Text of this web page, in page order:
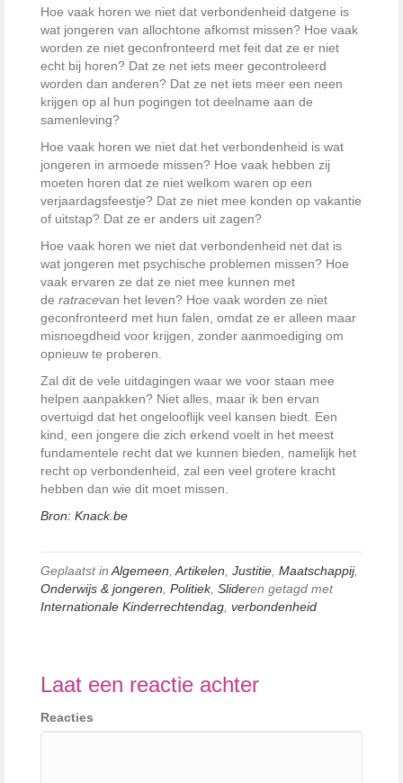
Hoe vaak horen we niet dat verbondenheid datgene is
wat jongeren van allochtone afkomst missen? Hoe vaak
worden ze niet geconfronteerd met feit dat ze er niet
echt bij horen? Dat ze net iets meer gecontroleerd
worden dan anderen? Dat ze net iets meer een neen
krijgen op al hun pogingen tot deelname aan de
samenleving?
Hoe vaak horen we niet dat het verbondenheid is wat
jongeren in armoede missen? Hoe vaak hebben zij
moeten horen dat ze niet welkom waren op een
verjaardagsfeestje? Dat ze niet mee konden op vakantie
of uitstap? Dat ze er anders uit zagen?
Hoe vaak horen we niet dat verbondenheid net dat is
wat jongeren met psychische problemen missen? Hoe
vaak ervaren ze dat ze niet mee kunnen met
de ratracevan het leven? Hoe vaak worden ze niet
geconfronteerd met hun falen, omdat ze er alleen maar
misnoegdheid voor krijgen, zonder aanmoediging om
opnieuw te proberen.
Zal dit de vele uitdagingen waar we voor staan mee
helpen aanpakken? Niet alles, maar ik ben ervan
overtuigd dat het ongelooflijk veel kansen biedt. Een
kind, een jongere die zich erkend voelt in het meest
fundamentele recht dat we kunnen bieden, namelijk het
recht op verbondenheid, zal een veel grotere kracht
hebben dan wie dit moet missen.
Bron: Knack.be
Geplaatst in Algemeen Artikelen Justitie Maatschappij,
Onderwijs & jongeren Politiek, Slideren getagd met
Internationale Kinderrechtendag verbondenheid
Laat een reactie achter
Reacties